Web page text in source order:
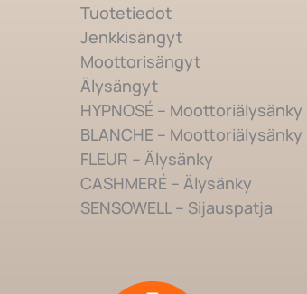
Tuotetiedot
Jenkkisängyt
Moottorisängyt
Älysängyt
HYPNOSÉ – Moottoriälysänky
BLANCHE – Moottoriälysänky
FLEUR – Älysänky
CASHMERÉ – Älysänky
SENSOWELL – Sijauspatja